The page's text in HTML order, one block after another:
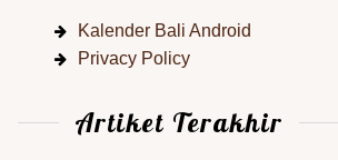
Kalender Bali Android
Privacy Policy
Artiket Terakhir